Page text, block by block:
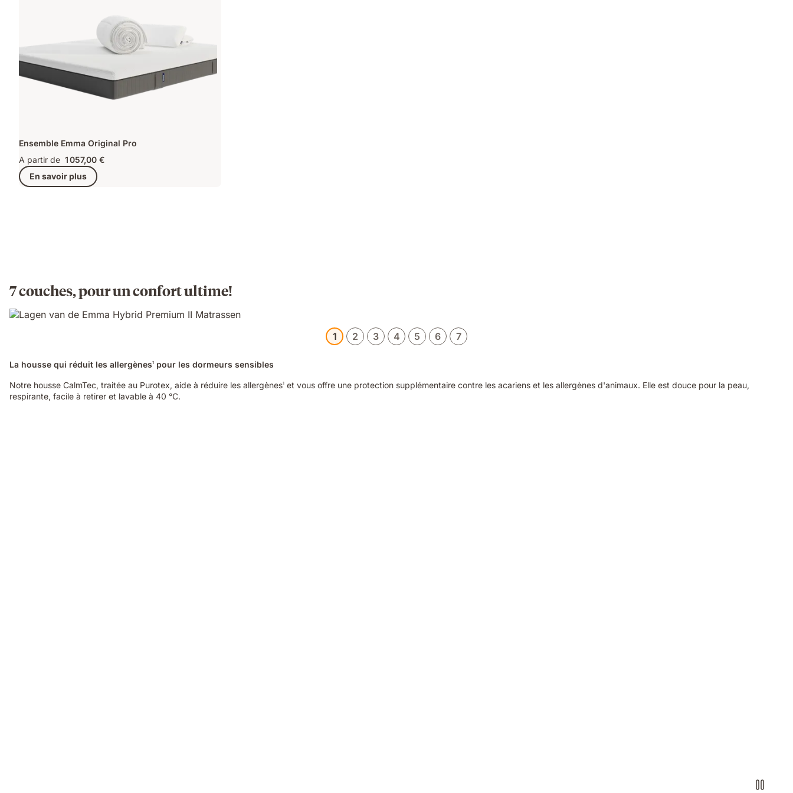
Ensemble Emma Original Pro
A partir de 1 057,00 €
En savoir plus
7 couches, pour un confort ultime!
1 2 3 4 5 6 7
La housse qui réduit les allergènes1 pour les dormeurs sensibles
Notre housse CalmTec, traitée au Purotex, aide à réduire les allergènes1 et vous offre une protection supplémentaire contre les acariens et les allergènes d'animaux. Elle est douce pour la peau,
respirante, facile à retirer et lavable à 40 °C.